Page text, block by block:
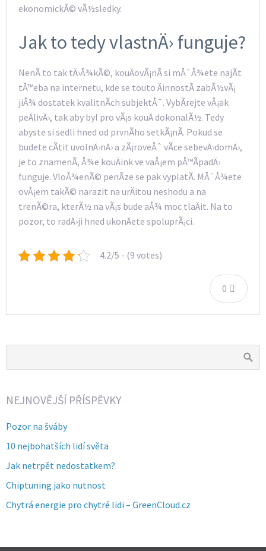
ekonomickÃ© vÃ½sledky.
Jak to tedy vlastnÄ› funguje?
NenÃ­ to tak tÄ›Å¾kÃ©, kouÄovÃ¡nÃ­ si mÅ¯Å¾ete najÃ­t
tÅ™eba na internetu, kde se touto ÄinnostÃ­ zabÃ½vÃ¡
jiÅ¾ dostatek kvalitnÃ­ch subjektÅ¯. VybÃ­rejte vÅ¡ak
peÄlivÄ›, tak aby byl pro vÃ¡s kouÄ dokonalÃ½. Tedy
abyste si sedli hned od prvnÃ­ho setkÃ¡nÃ­. Pokud se
budete cÃ­tit uvolnÄ›nÄ› a zÃ¡roveÅˆ vÃ­ce sebevÄ›domÄ›,
je to znamenÃ­, Å¾e kouÄinkve vaÅ¡em pÅ™Ã­padÄ›
funguje. VloÅ¾enÃ© penÃ­ze se pak vyplatÃ­. MÅ¯Å¾ete
ovÅ¡em takÃ© narazit na urÄitou neshodu a na
trenÃ©ra, kterÃ½ na vÃ¡s bude aÅ¾ moc tlaÄit. Na to
pozor, to radÄ›ji hned ukonÄete spoluprÃ¡ci.
4.2/5 - (9 votes)
0
NEJNOVĚJŠÍ PŘÍSPĚVKY
Pozor na šváby
10 nejbohatších lidí světa
Jak netrpět nedostatkem?
Chiptuning jako nutnost
Chytrá energie pro chytré lidi – GreenCloud.cz